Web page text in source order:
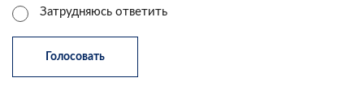
Затрудняюсь ответить